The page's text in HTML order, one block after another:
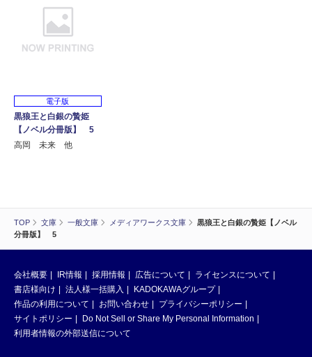
TOP 文庫 一般文庫 メディアワークス文庫
黒狼王と白銀の贄姫【ノベル
分冊版】 5
電子版
黒狼王と白銀の贄姫
【ノベル分冊版】 5
高岡 未来 他
会社概要 IR情報 採用情報 広告について
ライセンスについて
書店様向け
法人様一括購入
KADOKAWAグループ
作品の利用について
お問い合わせ
プライバシーポリシー
サイトポリシー
Do Not Sell or Share My Personal Information
利用者情報の外部送信について